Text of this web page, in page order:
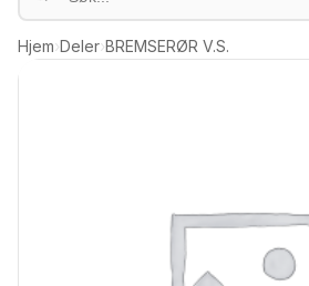
Hjem›Deler›BREMSERØR V.S.